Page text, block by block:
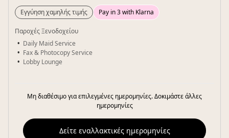
Εγγύηση χαμηλής τιμής Pay in 3 with Klarna
Παροχές Ξενοδοχείου
Daily Maid Service
Fax & Photocopy Service
Lobby Lounge
Μη διαθέσιμο για επιλεγμένες ημερομηνίες. Δοκιμάστε άλλες
ημερομηνίες
Δείτε εναλλακτικές ημερομηνίες